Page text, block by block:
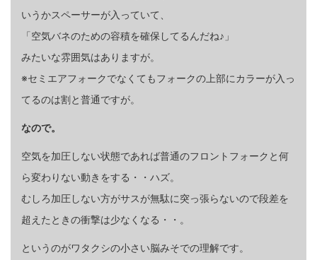
いうかスペーサーが入っていて、
「空気バネのための容積を確保してるんだね♪」
みたいな雰囲気はありますが。
※セミエアフォークでなくてもフォークの上部にカラーが入っ
てるのは割と普通ですが。
なので。
空気を加圧しない状態であれば普通のフロントフォークと何
ら変わりない動きをする・・ハズ。
むしろ加圧しない方がサスが無駄に突っ張らないので段差を
超えたときの衝撃は少なくなる・・。
というのがワタクシの小さい脳みそでの理解です。